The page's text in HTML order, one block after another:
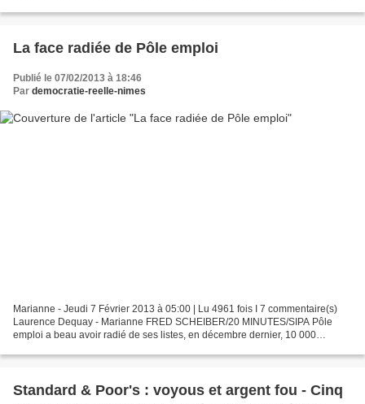
La face radiée de Pôle emploi
Publié le 07/02/2013 à 18:46
Par democratie-reelle-nimes
Marianne - Jeudi 7 Février 2013 à 05:00 | Lu 4961 fois I 7 commentaire(s)
Laurence Dequay - Marianne FRED SCHEIBER/20 MINUTES/SIPA Pôle
emploi a beau avoir radié de ses listes, en décembre dernier, 10 000
Standard & Poor's : voyous et argent fou - Cinq